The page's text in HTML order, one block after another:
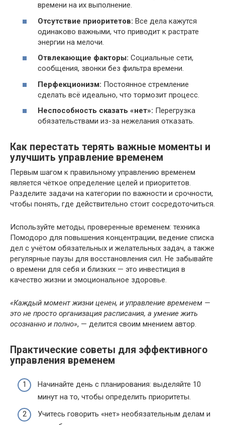
времени на их выполнение.
Отсутствие приоритетов: Все дела кажутся
одинаково важными, что приводит к растрате
энергии на мелочи.
Отвлекающие факторы: Социальные сети,
сообщения, звонки без фильтра времени.
Перфекционизм: Постоянное стремление
сделать всё идеально, что тормозит процесс.
Неспособность сказать «нет»: Перегрузка
обязательствами из-за нежелания отказать.
Как перестать терять важные моменты и
улучшить управление временем
Первым шагом к правильному управлению временем
является чёткое определение целей и приоритетов.
Разделите задачи на категории по важности и срочности,
чтобы понять, где действительно стоит сосредоточиться.
Используйте методы, проверенные временем: техника
Помодоро для повышения концентрации, ведение списка
дел с учётом обязательных и желательных задач, а также
регулярные паузы для восстановления сил. Не забывайте
о времени для себя и близких — это инвестиция в
качество жизни и эмоциональное здоровье.
«Каждый момент жизни ценен, и управление временем —
это не просто организация расписания, а умение жить
осознанно и полно», — делится своим мнением автор.
Практические советы для эффективного
управления временем
Начинайте день с планирования: выделяйте 10
минут на то, чтобы определить приоритеты.
Учитесь говорить «нет» необязательным делам и